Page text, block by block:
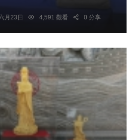
月23日 4,591 觀看 0 分享